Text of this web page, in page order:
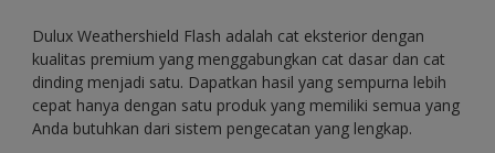
Dulux Weathershield Flash adalah cat eksterior dengan
kualitas premium yang menggabungkan cat dasar dan cat
dinding menjadi satu. Dapatkan hasil yang sempurna lebih
cepat hanya dengan satu produk yang memiliki semua yang
Anda butuhkan dari sistem pengecatan yang lengkap.